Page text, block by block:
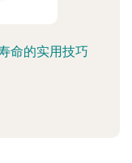
命的实用技巧